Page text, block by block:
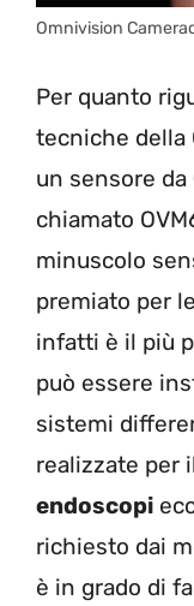
Omnivision
Per quanto
tecniche della
un sensore da
chiamato
minuscolo
premiato per
infatti è il più
può essere
sistemi
realizzate per
endoscopi
richiesto dai
è in grado di